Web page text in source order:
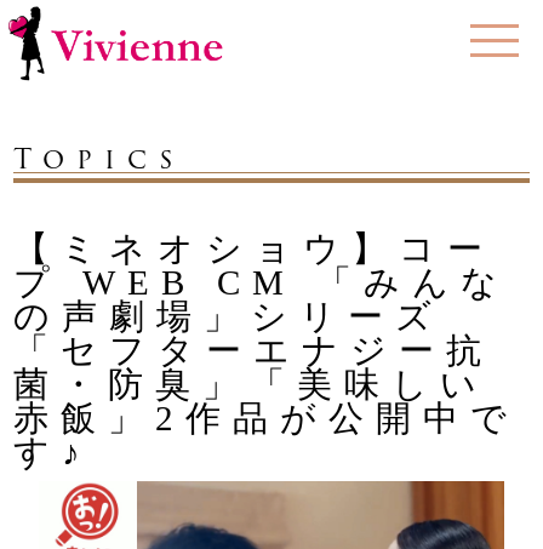
Topics
【ミネオショウ】コー
プ WEB CM 「みんな
の声劇場」シリーズ
「セフターエナジー抗
菌・防臭」「美味しい
赤飯」2作品が公開中で
す♪